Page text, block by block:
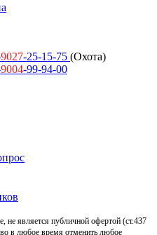
9027-25-15-75 (Охота)
9004-99-94-00
является публичной офертой (ст.437
в любое время отменить любое